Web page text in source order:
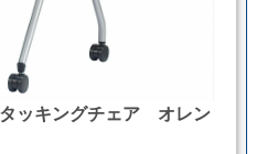
ッキングチェア オレン